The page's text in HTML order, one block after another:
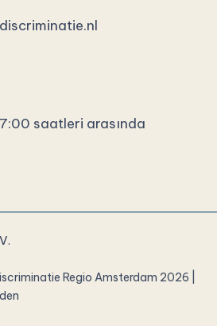
saatleri arasında
Regio Amsterdam 2026 |